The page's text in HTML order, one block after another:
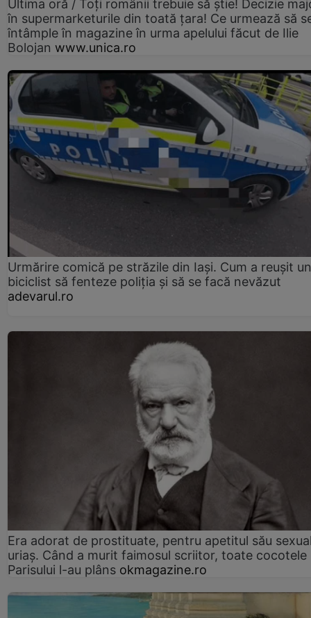
Ultima oră / Toți românii trebuie să știe! Decizie
în supermarketurile din toată țara! Ce urmează să
întâmple în magazine în urma apelului făcut de Ilie
Bolojan www.unica.ro
Urmărire comică pe străzile din Iași. Cum a reușit un
biciclist să fenteze poliția și să se facă nevăzut
adevarul.ro
Era adorat de prostituate, pentru apetitul său
uriaș. Când a murit faimosul scriitor, toate cocotele
Parisului l-au plâns okmagazine.ro